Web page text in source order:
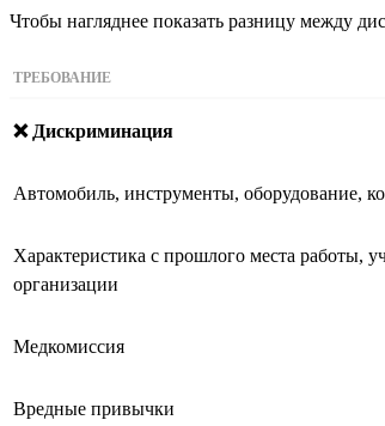
Чтобы нагляднее показать разницу между
ТРЕБОВАНИЕ
❌ Дискриминация
Автомобиль, инструменты, оборудование,
Характеристика с прошлого места работы,
организации
Медкомиссия
Вредные привычки